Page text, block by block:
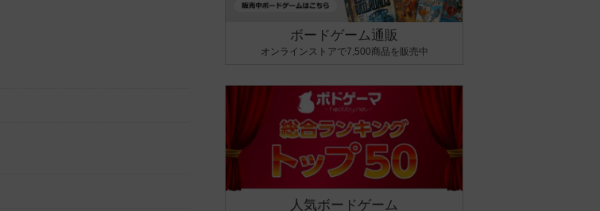
ボードゲーム通販
オンラインストアで7,500商品を販売中
人気ボードゲーム